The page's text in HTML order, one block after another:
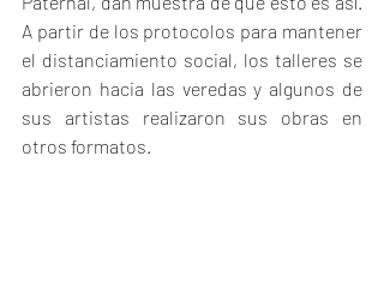
A partir de los protocolos para mantener
el distanciamiento social, los talleres se
abrieron hacia las veredas y algunos de
sus artistas realizaron sus obras en
otros formatos.